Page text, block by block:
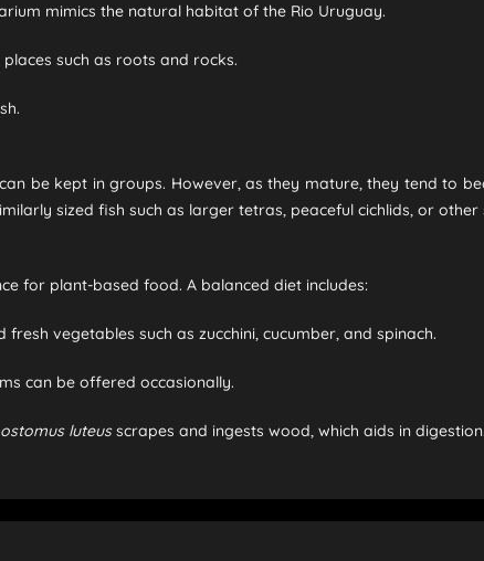
mimics the natural habitat of the Rio Uruguay.
such as roots and rocks.
be kept in groups. However, as they mature, they tend to
sized fish such as larger tetras, peaceful cichlids, or other
for plant-based food. A balanced diet includes:
vegetables such as zucchini, cucumber, and spinach.
can be offered occasionally.
luteusscrapes and ingests wood, which aids in digestion.